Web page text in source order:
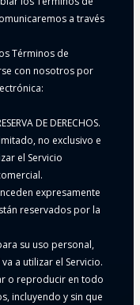
a través
Términos de
con nosotros por
DE DERECHOS.
no exclusivo e
el Servicio
expresamente
reservados por la
su uso personal,
a utilizar el Servicio.
o reproducir en todo
incluyendo y sin que